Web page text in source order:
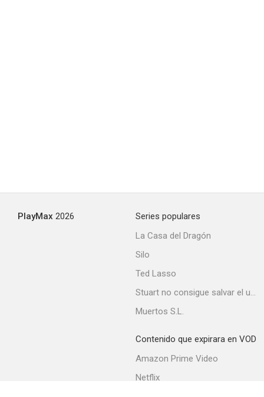
PlayMax 2026
Series populares
La Casa del Dragón
Silo
Ted Lasso
Stuart no consigue salvar el universo
Muertos S.L.
Contenido que expirara en VOD
Amazon Prime Video
Netflix